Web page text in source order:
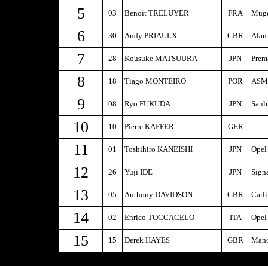
5 03 Benoit TRELUYER FRA
6 30 Andy PRIAULX GBR
7 28 Kousuke MATSUURA JPN
8 18 Tiago MONTEIRO POR
9 08 Ryo FUKUDA JPN
10 10 Pierre KAFFER GER
11 01 Toshihiro KANEISHI JPN Opel
12 26 Yuji IDE JPN
13 05 Anthony DAVIDSON GBR
14 02 Enrico TOCCACELO ITA Opel
15 15 Derek HAYES GBR